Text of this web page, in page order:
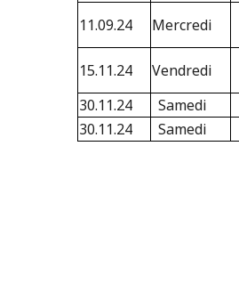
11.09.24 Mercredi
15.11.24
Vendredi
30.11.24
Samedi
30.11.24
Samedi